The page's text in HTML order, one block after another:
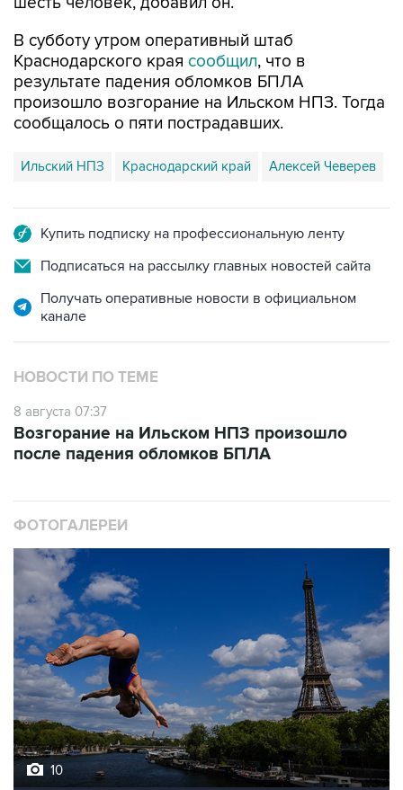
В субботу утром оперативный штаб
Краснодарского края сообщил, что в
результате падения обломков БПЛА
произошло возгорание на Ильском НПЗ. Тогда
сообщалось о пяти пострадавших.
Ильский НПЗ Краснодарский край Алексей Чеверев
Купить подписку на профессиональную ленту
Подписаться на рассылку главных новостей сайта
Получать оперативные новости в официальном
канале
НОВОСТИ ПО ТЕМЕ
8 августа 07:37
Возгорание на Ильском НПЗ произошло
после падения обломков БПЛА
ФОТОГАЛЕРЕИ
10